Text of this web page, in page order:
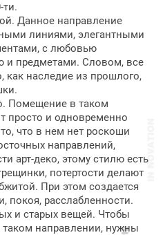
ти.
Данное направление
линиями, элегантными
с любовью
и предметами. Словом, все
как наследие из прошлого,
Помещение в таком
просто и одновременно
что в нем нет роскоши
направлений,
арт-деко, этому стилю есть
потертости делают
При этом создается
покоя, расслабленности.
и старых вещей. Чтобы
направлении, нужны